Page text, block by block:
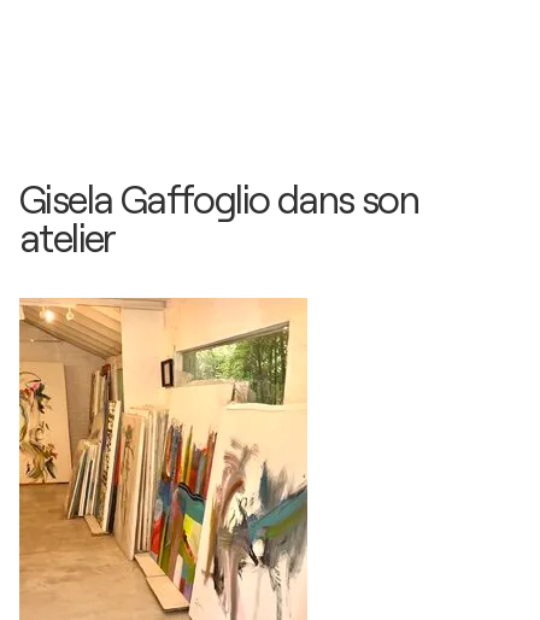
Gisela Gaffoglio dans son
atelier